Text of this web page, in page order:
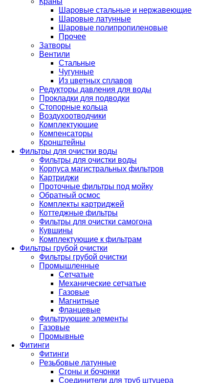
Шаровые стальные и нержавеющие
Шаровые латунные
Шаровые полипропиленовые
Прочее
Затворы
Вентили
Стальные
Чугунные
Из цветных сплавов
Редукторы давления для воды
Прокладки для подводки
Стопорные кольца
Воздухоотводчики
Комплектующие
Компенсаторы
Кронштейны
Фильтры для очистки воды
Фильтры для очистки воды
Корпуса магистральных фильтров
Картриджи
Проточные фильтры под мойку
Обратный осмос
Комплекты картриджей
Коттеджные фильтры
Фильтры для очистки самогона
Кувшины
Комплектующие к фильтрам
Фильтры грубой очистки
Фильтры грубой очистки
Промышленные
Сетчатые
Механические сетчатые
Газовые
Магнитные
Фланцевые
Фильтрующие элементы
Газовые
Промывные
Фитинги
Фитинги
Резьбовые латунные
Сгоны и бочонки
Соединители для труб штуцера